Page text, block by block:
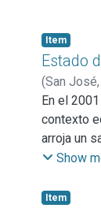
Item
Estado
(San
En el
contexto
arroja un
sociedad
Show
Item